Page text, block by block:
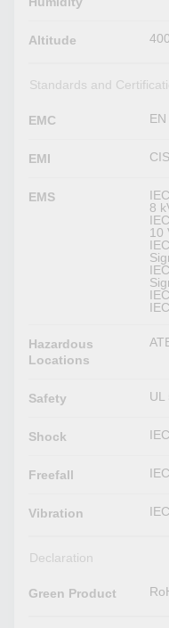
Altitude
Standards and
EMC
EMI
EMS
8
10
Hazardous
Locations
Safety UL
Shock
Freefall
Vibration
Declaration
Green Product